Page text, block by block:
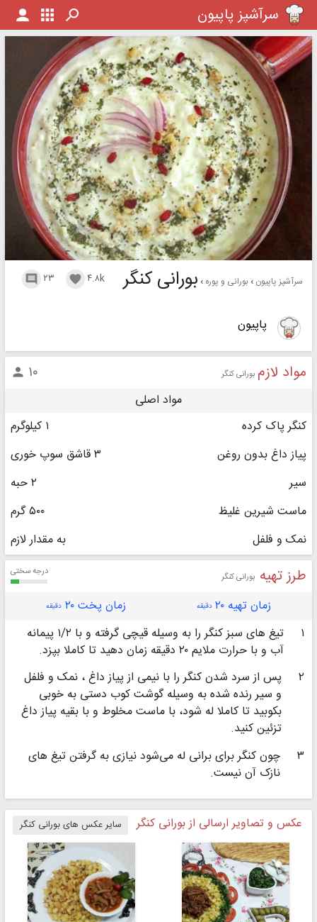
سرآشپز پاپیون
سرآشپز پاپیون بورانی و پوره بورانی کنگر ۲۳  ۴.۸k 
پاپیون
مواد لازم بورانی کنگر ۱۰ 
مواد اصلی
کنگر پاک کرده
۱ کیلوگرم
پیاز داغ بدون روغن
۳ قاشق سوپ خوری
سیر
۲ حبه
ماست‏ شیرین غلیظ
۵۰۰ گرم
نمک و فلفل
به مقدار لازم
طرز تهیه بورانی کنگر درجه سختی
زمان تهیه ۲۰ دقیقه زمان پخت ۲۰ دقیقه
۱
تیغ های سبز کنگر را به وسیله قیچی گرفته و با ۱/۲ پیمانه
آب و با حرارت ملایم ۲۰ دقیقه زمان دهید تا کاملا بپزد.
۲
پس از سرد شدن کنگر را با نیمی از پیاز داغ ، نمک و فلفل
و سیر رنده شده به وسیله گوشت کوب دستی به خوبی
بکوبید تا کاملا له شود، با ماست مخلوط و با بقیه پیاز داغ
تزئین کنید.
۳
چون کنگر برای برانی له می‌شود نیازی به گرفتن تیغ های
نازک آن نیست.
عکس و تصاویر ارسالی از بورانی کنگر سایر عکس های بورانی کنگر